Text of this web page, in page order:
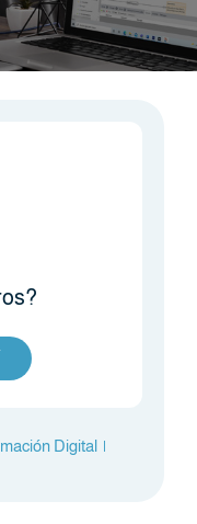
Digital |